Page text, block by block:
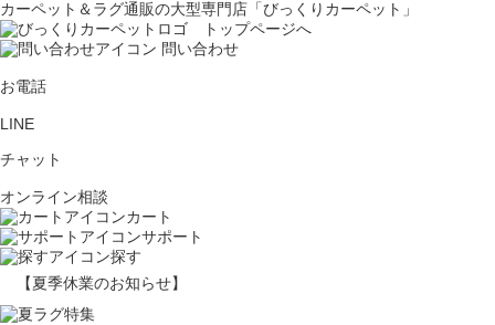
カーペット＆ラグ通販の大型専門店「びっくりカーペット」
問い合わせ
お電話
LINE
チャット
オンライン相談
カート
サポート
探す
【夏季休業のお知らせ】